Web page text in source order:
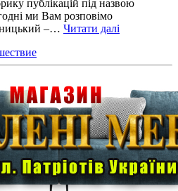
публікацій під назвою
ми Вам розповімо
–… Читати далі